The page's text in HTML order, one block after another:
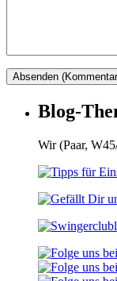
Blog-
Wir (Paar,